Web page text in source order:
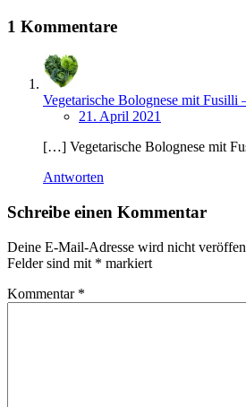
1 Kommentare
Vegetarische Bolognese mit Fusilli
21. April 2021
[…] Vegetarische Bolognese mit
Antworten
Schreibe einen Kommentar
Deine E-Mail-Adresse wird nicht
Felder sind mit * markiert
Kommentar *